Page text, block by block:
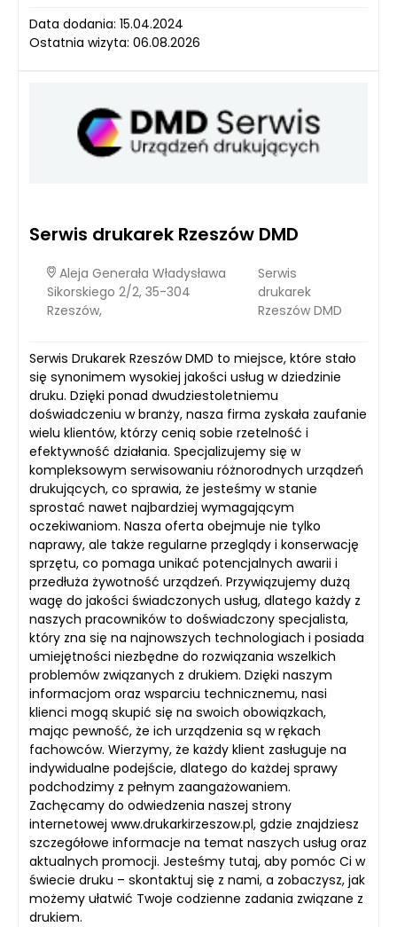
Data dodania: 15.04.2024
Ostatnia wizyta: 06.08.2026
Serwis drukarek Rzeszów DMD
Aleja Generała Władysława
Sikorskiego 2/2, 35-304
Rzeszów,
Serwis
drukarek
Rzeszów DMD
Serwis Drukarek Rzeszów DMD to miejsce, które stało
się synonimem wysokiej jakości usług w dziedzinie
druku. Dzięki ponad dwudziestoletniemu
doświadczeniu w branży, nasza firma zyskała zaufanie
wielu klientów, którzy cenią sobie rzetelność i
efektywność działania. Specjalizujemy się w
kompleksowym serwisowaniu różnorodnych urządzeń
drukujących, co sprawia, że jesteśmy w stanie
sprostać nawet najbardziej wymagającym
oczekiwaniom. Nasza oferta obejmuje nie tylko
naprawy, ale także regularne przeglądy i konserwację
sprzętu, co pomaga unikać potencjalnych awarii i
przedłuża żywotność urządzeń. Przywiązujemy dużą
wagę do jakości świadczonych usług, dlatego każdy z
naszych pracowników to doświadczony specjalista,
który zna się na najnowszych technologiach i posiada
umiejętności niezbędne do rozwiązania wszelkich
problemów związanych z drukiem. Dzięki naszym
informacjom oraz wsparciu technicznemu, nasi
klienci mogą skupić się na swoich obowiązkach,
mając pewność, że ich urządzenia są w rękach
fachowców. Wierzymy, że każdy klient zasługuje na
indywidualne podejście, dlatego do każdej sprawy
podchodzimy z pełnym zaangażowaniem.
Zachęcamy do odwiedzenia naszej strony
internetowej www.drukarkirzeszow.pl, gdzie znajdziesz
szczegółowe informacje na temat naszych usług oraz
aktualnych promocji. Jesteśmy tutaj, aby pomóc Ci w
świecie druku – skontaktuj się z nami, a zobaczysz, jak
możemy ułatwić Twoje codzienne zadania związane z
drukiem.